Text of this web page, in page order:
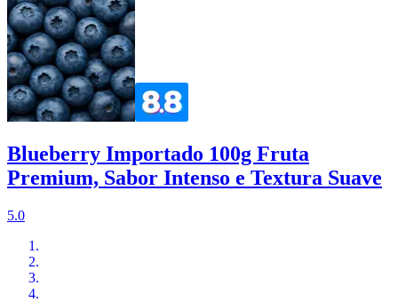
Blueberry Importado 100g Fruta
Premium, Sabor Intenso e Textura Suave
5.0